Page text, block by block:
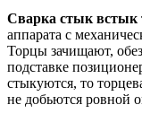
Сварка стык встык
аппарата с
Торцы зачищают,
подставке
стыкуются, то
не добьются ровной